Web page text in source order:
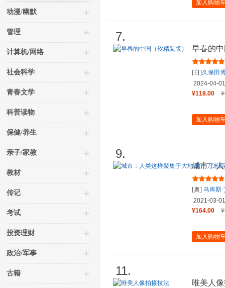
动漫/幽默
管理
计算机/网络
社会科学
青春文学
科普读物
保健/养生
亲子/家教
教材
传记
考试
投资理财
政治/军事
古籍
加入购物
7.
早春的
[日]久保田
2024-04-01
¥118.00
加入购物
9.
城市：
之上，
[奥] 马库斯
·马特扎内茨
2021-03-01
¥164.00
加入购物
11.
唯美人